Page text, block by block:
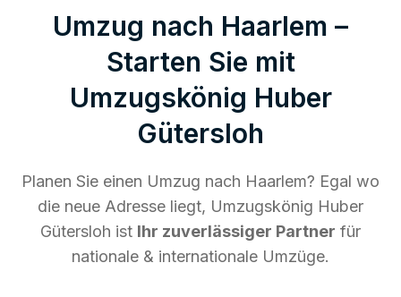
Umzug nach Haarlem –
Starten Sie mit
Umzugskönig Huber
Gütersloh
Planen Sie einen Umzug nach Haarlem? Egal wo
die neue Adresse liegt, Umzugskönig Huber
Gütersloh ist Ihr zuverlässiger Partner für
nationale & internationale Umzüge.